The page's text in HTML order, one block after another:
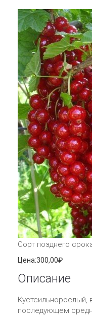
Сорт позднего
Цена:300,00₽
Описание
Кустсильнорослый,
последующем